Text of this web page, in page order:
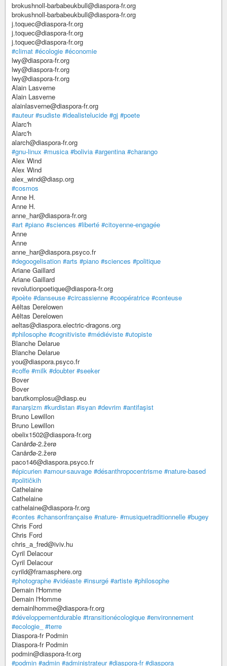
brokushnoll-barbabeukbull@diaspora-fr.org
brokushnoll-barbabeukbull@diaspora-fr.org
j.toquec@diaspora-fr.org
j.toquec@diaspora-fr.org
j.toquec@diaspora-fr.org
#climat #écologie #économie
lwy@diaspora-fr.org
lwy@diaspora-fr.org
lwy@diaspora-fr.org
Alain Lasverne
Alain Lasverne
alainlasverne@diaspora-fr.org
#auteur #sudiste #idealistelucide #gj #poete
Alarc'h
Alarc'h
alarch@diaspora-fr.org
#gnu-linux #musica #bolivia #argentina #charango
Alex Wind
Alex Wind
alex_wind@diasp.org
#cosmos
Anne H.
Anne H.
anne_har@diaspora-fr.org
#art #piano #sciences #liberté #citoyenne-engagée
Anne
Anne
anne_har@diaspora.psyco.fr
#degoogelisation #arts #piano #sciences #politique
Ariane Gaillard
Ariane Gaillard
revolutionpoetique@diaspora-fr.org
#poète #danseuse #circassienne #coopératrice #conteuse
Aëltas Derelowen
Aëltas Derelowen
aeltas@diaspora.electric-dragons.org
#philosophe #cognitiviste #médiéviste #utopiste
Blanche Delarue
Blanche Delarue
you@diaspora.psyco.fr
#coffe #milk #doubter #seeker
Bover
Bover
barutkomplosu@diasp.eu
#anarşizm #kurdistan #isyan #devrim #antifaşist
Bruno Lewillon
Bruno Lewillon
obelix1502@diaspora-fr.org
Canårđø-2.žerø
Canårđø-2.žerø
paco146@diaspora.psyco.fr
#épicurien #amour-sauvage #désanthropocentrisme #nature-based
#političkih
Cathelaine
Cathelaine
cathelaine@diaspora-fr.org
#contes #chansonfrançaise #nature- #musiquetraditionnelle #bugey
Chris Ford
Chris Ford
chris_a_fred@iviv.hu
Cyril Delacour
Cyril Delacour
cyrild@framasphere.org
#photographe #vidéaste #insurgé #artiste #philosophe
Demain l'Homme
Demain l'Homme
demainlhomme@diaspora-fr.org
#développementdurable #transitionécologique #environnement
#ecologie_ #terre
Diaspora-fr Podmin
Diaspora-fr Podmin
podmin@diaspora-fr.org
#podmin #admin #administrateur #diaspora-fr #diaspora